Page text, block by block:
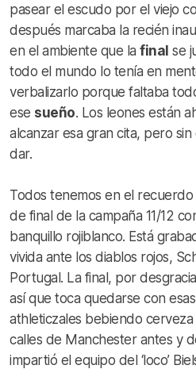
pasear el escudo por el viejo
después marcaba la recién
en el ambiente que la final se
todo el mundo lo tenía en
verbalizarlo porque faltaba
ese sueño. Los leones están
alcanzar esa gran cita, pero
dar.
Todos tenemos en el
de final de la campaña 11/12
banquillo rojiblanco. Está
vivida ante los diablos rojos,
Portugal. La final, por
así que toca quedarse con
athleticzales bebiendo
calles de Manchester antes y
impartió el equipo del ‘loco’